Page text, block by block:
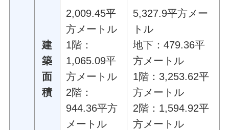
建
築
面
積
2,009.45平
方メートル
1階：
1,065.09平
方メートル
2階：
944.36平方
メートル
5,327.9平方メー
トル
地下：479.36平
方メートル
1階：3,253.62平
方メートル
2階：1,594.92平
方メートル